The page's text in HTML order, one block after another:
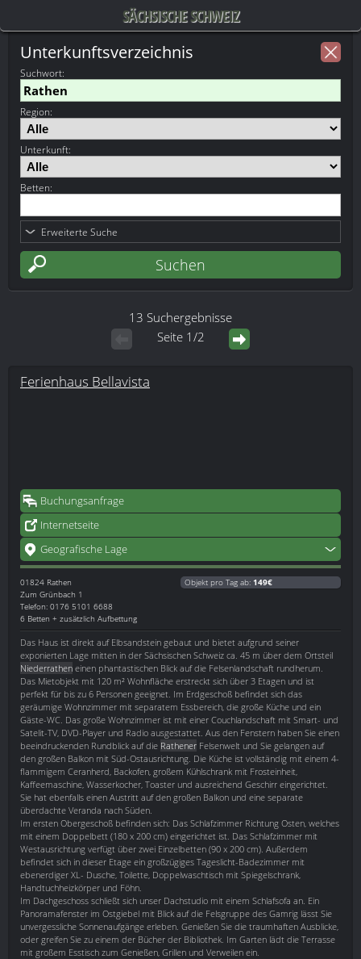
SÄCHSISCHE SCHWEIZ
Unterkunftsverzeichnis
Suchwort:
Region:
Unterkunft:
Betten:
Erweiterte Suche
13 Suchergebnisse
Seite 1/2
Ferienhaus Bellavista
Buchungsanfrage
Internetseite
Geografische Lage
01824 Rathen
Zum Grünbach 1
Telefon: 0176 5101 6688
6 Betten + zusätzlich Aufbettung
Objekt pro Tag ab: 149€
Das Haus ist direkt auf Elbsandstein gebaut und bietet aufgrund seiner
exponierten Lage mitten in der Sächsischen Schweiz ca. 45 m über dem Ortsteil
Niederrathen einen phantastischen Blick auf die Felsenlandschaft rundherum.
Das Mietobjekt mit 120 m² Wohnfläche erstreckt sich über 3 Etagen und ist
perfekt für bis zu 6 Personen geeignet. Im Erdgeschoß befindet sich das
geräumige Wohnzimmer mit separatem Essbereich, die große Küche und ein
Gäste-WC. Das große Wohnzimmer ist mit einer Couchlandschaft mit Smart- und
Satelit-TV, DVD-Player und Radio ausgestattet. Aus den Fenstern haben Sie einen
beeindruckenden Rundblick auf die Rathener Felsenwelt und Sie gelangen auf
den großen Balkon mit Süd-Ostausrichtung. Die Küche ist vollständig mit einem 4-
flammigem Ceranherd, Backofen, großem Kühlschrank mit Frosteinheit,
Kaffeemaschine, Wasserkocher, Toaster und ausreichend Geschirr eingerichtet.
Sie hat ebenfalls einen Austritt auf den großen Balkon und eine separate
überdachte Veranda nach Süden.
Im ersten Obergeschoß befinden sich: Das Schlafzimmer Richtung Osten, welches
mit einem Doppelbett (180 x 200 cm) eingerichtet ist. Das Schlafzimmer mit
Westausrichtung verfügt über zwei Einzelbetten (90 x 200 cm). Außerdem
befindet sich in dieser Etage ein großzügiges Tageslicht-Badezimmer mit
ebenerdiger XL- Dusche, Toilette, Doppelwaschtisch mit Spiegelschrank,
Handtuchheizkörper und Föhn.
Im Dachgeschoss schließt sich unser Dachstudio mit einem Schlafsofa an. Ein
Panoramafenster im Ostgiebel mit Blick auf die Felsgruppe des Gamrig lässt Sie
unvergessliche Sonnenaufgänge erleben. Genießen Sie die traumhaften Ausblicke,
oder greifen Sie zu einem der Bücher der Bibliothek. Im Garten lädt die Terrasse
mit großem Esstisch zum Genießen, Grillen und Verweilen ein.